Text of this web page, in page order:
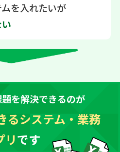
を入れたいが
を解決できるのが
るシステム・業務
リです